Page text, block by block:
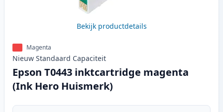
Bekijk productdetails
Magenta
Nieuw Standaard Capaciteit
Epson T0443 inktcartridge magenta
(Ink Hero Huismerk)